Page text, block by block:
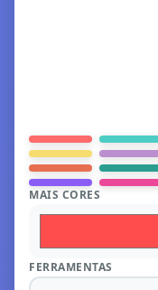
MAIS CORES
FERRAMENTAS